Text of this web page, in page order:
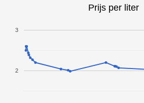
Prijs per liter
2
3